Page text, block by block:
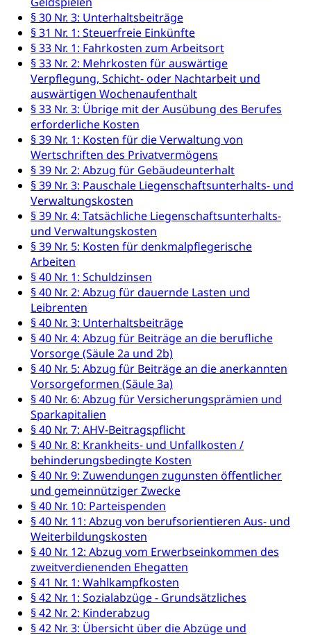
§ 30 Nr. 3: Unterhaltsbeiträge
§ 31 Nr. 1: Steuerfreie Einkünfte
§ 33 Nr. 1: Fahrkosten zum Arbeitsort
§ 33 Nr. 2: Mehrkosten für auswärtige
Verpflegung, Schicht- oder Nachtarbeit und
auswärtigen Wochenaufenthalt
§ 33 Nr. 3: Übrige mit der Ausübung des Berufes
erforderliche Kosten
§ 39 Nr. 1: Kosten für die Verwaltung von
Wertschriften des Privatvermögens
§ 39 Nr. 2: Abzug für Gebäudeunterhalt
§ 39 Nr. 3: Pauschale Liegenschaftsunterhalts- und
Verwaltungskosten
§ 39 Nr. 4: Tatsächliche Liegenschaftsunterhalts-
und Verwaltungskosten
§ 39 Nr. 5: Kosten für denkmalpflegerische
Arbeiten
§ 40 Nr. 1: Schuldzinsen
§ 40 Nr. 2: Abzug für dauernde Lasten und
Leibrenten
§ 40 Nr. 3: Unterhaltsbeiträge
§ 40 Nr. 4: Abzug für Beiträge an die berufliche
Vorsorge (Säule 2a und 2b)
§ 40 Nr. 5: Abzug für Beiträge an die anerkannten
Vorsorgeformen (Säule 3a)
§ 40 Nr. 6: Abzug für Versicherungsprämien und
Sparkapitalien
§ 40 Nr. 7: AHV-Beitragspflicht
§ 40 Nr. 8: Krankheits- und Unfallkosten /
behinderungsbedingte Kosten
§ 40 Nr. 9: Zuwendungen zugunsten öffentlicher
und gemeinnütziger Zwecke
§ 40 Nr. 10: Parteispenden
§ 40 Nr. 11: Abzug von berufsorientieren Aus- und
Weiterbildungskosten
§ 40 Nr. 12: Abzug vom Erwerbseinkommen des
zweitverdienenden Ehegatten
§ 41 Nr. 1: Wahlkampfkosten
§ 42 Nr. 1: Sozialabzüge - Grundsätzliches
§ 42 Nr. 2: Kinderabzug
§ 42 Nr. 3: Übersicht über die Abzüge und
Ergänzungsleistungen (EL) (WAS Luzern)
AHV-Altersrente (WAS Luzern)
IV-Leistungen (WAS Luzern)
Menschen mit Behinderungen
Kultur und Medien
Archive und Bibliotheken
Bücher, Bundesarchiv, Landesbibliothek
Staatsarchiv Luzern
Zentral- und Hochschulbibliothek
Archiv der Denkmalpflege
Kulturelle Einrichtungen
Museen, Theater, Bibliotheken
Dienststelle Kultur
Kunst & Kultur (Luzern Tourismus)
Kulturförderung
Kulturpolitik, Sprachförderung, Denkmalpflege,
kulturelles Angebot, Kulturerbe, kulturelles Erbe,
Nachwuchsförderung, Vermittlung, Selektive
Förderung, Kulturausschreibungen, Kulturpreis,
Werkbeitrag, Produktionsbeitrag, Recherche,
Bildende Kunst, Angewandte Kunst, Theater/Tanz,
Musik, Entwicklung, Programmbeiträge,
Filmförderung, Regionale Förderfonds,
Werkankäufe, Kunstankäufe, Kunst und Bau, Schule
und Kultur, Kulturgesuche, Kulturvermittlung
Kulturförderung und Vermittlung
Angebote für Schulklassen
Zentralschweizer Filmförderung
Mobilität
Schiene und öffentlicher Verkehr
Schienenverkehr, Zugverkehr, Bahnverkehr,
Transportmittel, öffentlicher Verkehr
Verkehrsverbund Luzern VVL
Öffentlicher Verkehr Luzern Mobil
Schifffahrt
Schiffsverkehr, Binnenschifffahrt, Seeschifffahrt,
Flussschifffahrt
Schifffahrt (Strassenverkehrsamt)
Strasse
Autoverkehr, Lastwagenverkehr, Schwerverkehr,
leistungsabhängige Schwerverkehrsabgabe,
Langsamverkehr, Transportmittel, Auto, Motorrad,
Individualverkehr